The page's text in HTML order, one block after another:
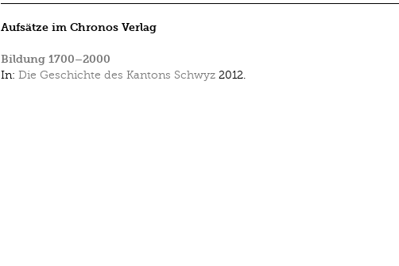
Aufsätze im Chronos Verlag
Bildung 1700–2000
In: Die Geschichte des Kantons Schwyz 2012.